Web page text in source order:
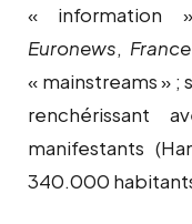
« information
Euronews,
« mainstreams » ;
renchérissant
manifestants
340.000